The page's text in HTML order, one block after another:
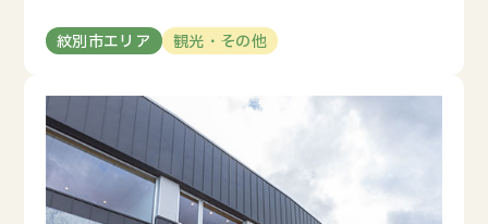
紋別市エリア 観光・その他